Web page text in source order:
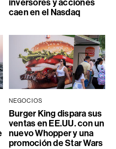
inversores y acciones
caen en el Nasdaq
NEGOCIOS
Burger King dispara sus
ventas en EE.UU. con un
nuevo Whopper y una
promoción de Star Wars